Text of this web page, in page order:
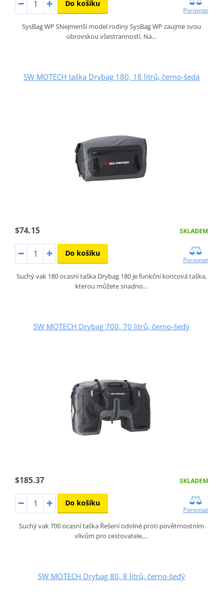
Do košíku
Porovnat
SysBag WP SNejmenší model rodiny SysBag WP zaujme svou
obrovskou všestranností. Na…
SW MOTECH taška Drybag 180, 18 litrů, černo-šedá
$74.15 SKLADEM
Do košíku
Porovnat
Suchý vak 180 ocasní taška Drybag 180 je funkční koncová taška,
kterou můžete snadno…
SW MOTECH Drybag 700, 70 litrů, černo-šedý
$185.37 SKLADEM
Do košíku
Porovnat
Suchý vak 700 ocasní taška Řešení odolné proti povětrnostním
vlivům pro cestovatele,…
SW MOTECH Drybag 80, 8 litrů, černo-šedý